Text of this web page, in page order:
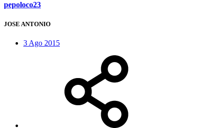
pepoloco23
JOSE ANTONIO
3 Ago 2015